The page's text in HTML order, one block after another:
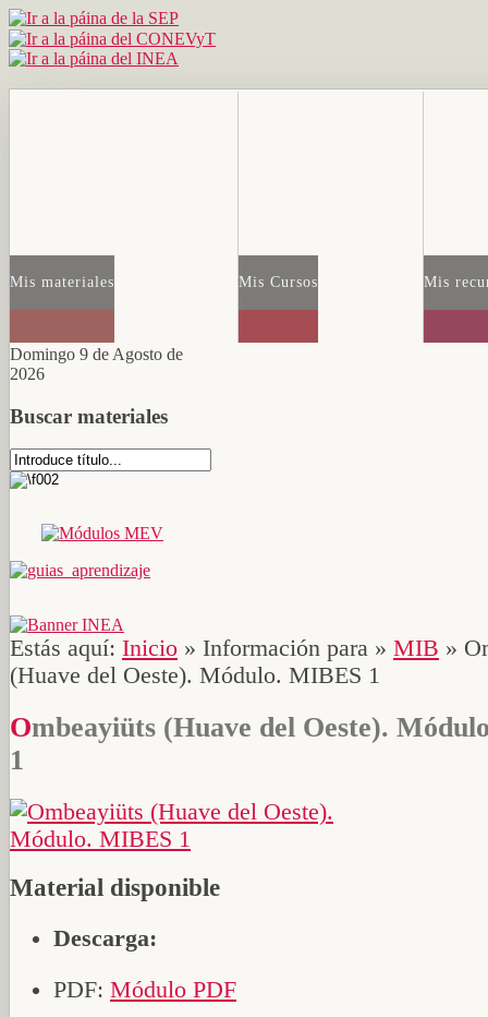
Mis materiales Mis Cursos Mis
Domingo 9 de Agosto de
2026
Buscar materiales
Estás aquí: Inicio » Información para » MIB »
(Huave del Oeste). Módulo. MIBES 1
Ombeayiüts (Huave del Oeste). Módulo. MIBES
1
Material disponible
Descarga:
PDF: Módulo PDF